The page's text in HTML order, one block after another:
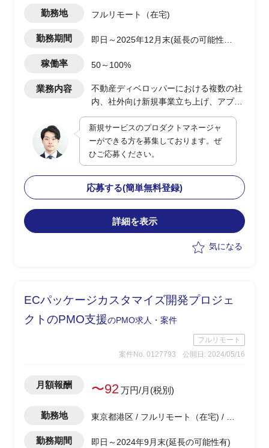
勤務地 フルリモート（在宅)
勤務期間
即日～2025年12月末(延長の可能性有
稼働率 50～100%
業務内容
不動産ディベロッパーにおける複数の社
内、社外向け新規事業立ち上げ、アプリ
ケーションサービス開発におけるプロダ
クトマネージャー
・toB、toC向けアプリケーションサービ
スの企画、開発進行、および社内業務部
門におけるAsIsToBe業務プロセス、運用
フローの整理
・26年春のリリースに向けたプロダクト
についてはサービス機能開発は進行して
いるが、サービス全体のグランドデザイ
ン、ビジネススキームのデザインについ
きたい
新規サービスのプロダクトマネージャ
ーができる方を募集しております。ぜ
ひご応募ください。
応募する(簡単無料登録)
詳細を表示
気になる
ECパッケージカスタマイズ開発プロジェ
クトのPMO支援のPMO求人・案件
フルリモート
案件No. 0127793
公開日: 2024/05/16
月額報酬 〜92万円/月(税別)
勤務地
東京都港区 / フルリモート（在宅) / 浜
勤務期間 即日～2024年9月末(延長の可能性有)